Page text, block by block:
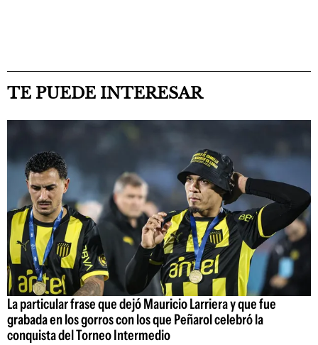
TE PUEDE INTERESAR
La particular frase que dejó Mauricio Larriera y que fue
grabada en los gorros con los que Peñarol celebró la
conquista del Torneo Intermedio